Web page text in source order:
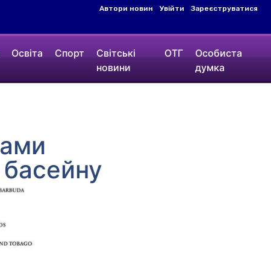
Автори новин Увійти Зареєструватися
Освіта Спорт
Світські
новини
ОТГ
Особиста
думка